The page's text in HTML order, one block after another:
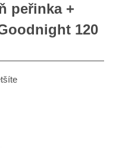
peřinka +
120